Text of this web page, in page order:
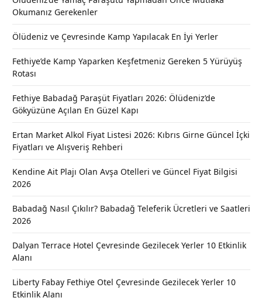
Okumanız Gerekenler
Ölüdeniz ve Çevresinde Kamp Yapılacak En İyi Yerler
Fethiye’de Kamp Yaparken Keşfetmeniz Gereken 5 Yürüyüş
Rotası
Fethiye Babadağ Paraşüt Fiyatları 2026: Ölüdeniz’de
Gökyüzüne Açılan En Güzel Kapı
Ertan Market Alkol Fiyat Listesi 2026: Kıbrıs Girne Güncel İçki
Fiyatları ve Alışveriş Rehberi
Kendine Ait Plajı Olan Avşa Otelleri ve Güncel Fiyat Bilgisi
2026
Babadağ Nasıl Çıkılır? Babadağ Teleferik Ücretleri ve Saatleri
2026
Dalyan Terrace Hotel Çevresinde Gezilecek Yerler 10 Etkinlik
Alanı
Liberty Fabay Fethiye Otel Çevresinde Gezilecek Yerler 10
Etkinlik Alanı